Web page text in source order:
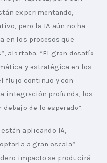
experimentando,
pero la IA aún no ha
en los procesos que
alertaba. “El gran desafío
y estratégica en los
flujo continuo y con
integración profunda, los
de lo esperado”.
aplicando IA,
a gran escala”,
impacto se producirá